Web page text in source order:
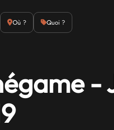
Où ? Quoi ?
Culture Emulation
-